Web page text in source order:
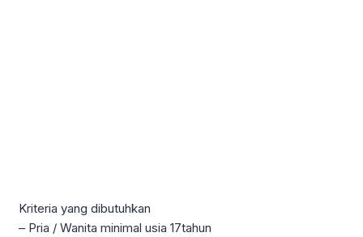
Kriteria yang dibutuhkan
– Pria / Wanita minimal usia 17tahun